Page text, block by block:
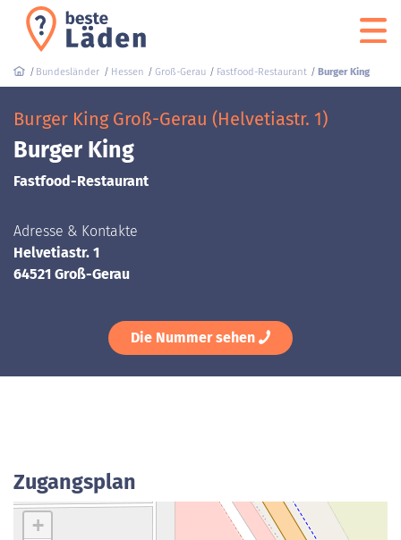
Bundesländer Hessen Groß-Gerau Fastfood-Restaurant Burger King
Burger King Groß-Gerau (Helvetiastr. 1)
Burger King
Fastfood-Restaurant
Adresse & Kontakte
Helvetiastr. 1
64521 Groß-Gerau
Die Nummer sehen
Zugangsplan
+